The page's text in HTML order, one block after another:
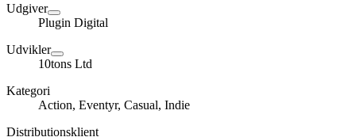
Udgiver
Plugin Digital
Udvikler
10tons Ltd
Kategori
Action, Eventyr, Casual, Indie
Distributionsklient